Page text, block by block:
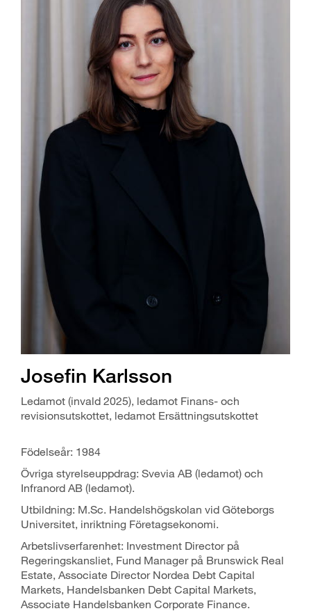
Josefin Karlsson
Ledamot (invald 2025), ledamot Finans- och
revisionsutskottet, ledamot Ersättningsutskottet
Födelseår: 1984
Övriga styrelseuppdrag: Svevia AB (ledamot) och
Infranord AB (ledamot).
Utbildning: M.Sc. Handelshögskolan vid Göteborgs
Universitet, inriktning Företagsekonomi.
Arbetslivserfarenhet: Investment Director på
Regeringskansliet, Fund Manager på Brunswick Real
Estate, Associate Director Nordea Debt Capital
Markets, Handelsbanken Debt Capital Markets,
Associate Handelsbanken Corporate Finance.